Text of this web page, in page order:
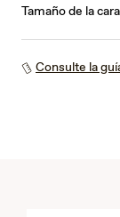
Tamaño de la
Consulte la